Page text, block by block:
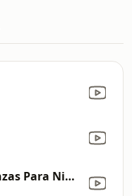
Mosaico Alabanzas Para Niños